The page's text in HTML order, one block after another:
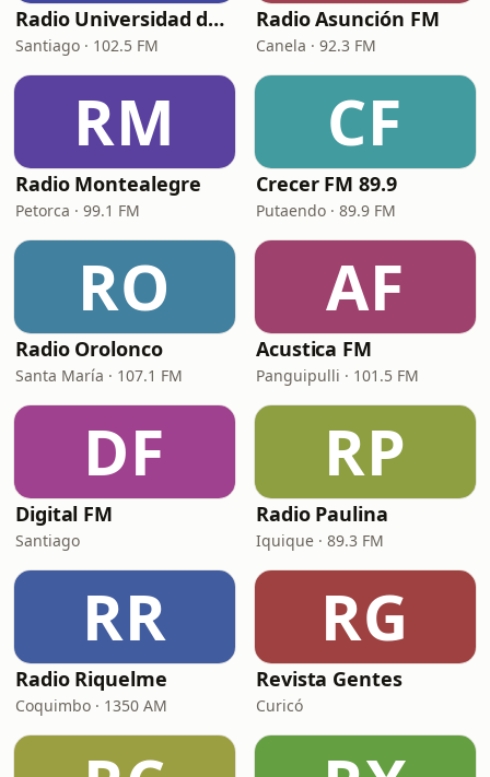
Radio Universidad de Chile
Santiago · 102.5 FM
Radio Asunción FM
Canela · 92.3 FM
RM
Radio Montealegre
Petorca · 99.1 FM
CF
Crecer FM 89.9
Putaendo · 89.9 FM
RO
Radio Orolonco
Santa María · 107.1 FM
AF
Acustica FM
Panguipulli · 101.5 FM
DF
Digital FM
Santiago
RP
Radio Paulina
Iquique · 89.3 FM
RR
Radio Riquelme
Coquimbo · 1350 AM
RG
Revista Gentes
Curicó